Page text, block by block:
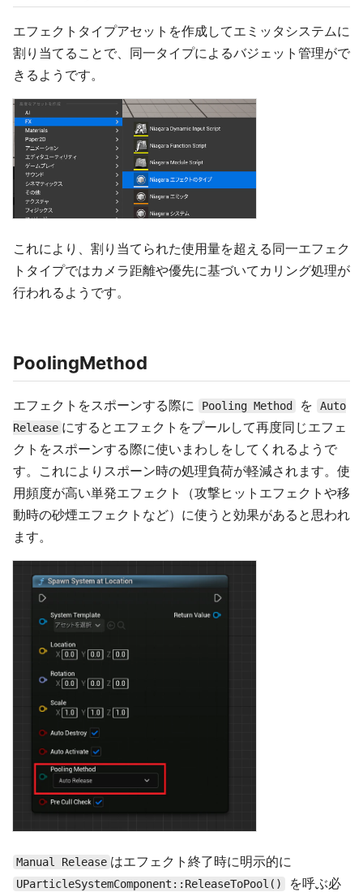
エフェクトタイプアセットを作成してエミッタシステムに
割り当てることで、同一タイプによるバジェット管理がで
きるようです。
これにより、割り当てられた使用量を超える同一エフェク
トタイプではカメラ距離や優先に基づいてカリング処理が
行われるようです。
PoolingMethod
エフェクトをスポーンする際に Pooling Method を
Auto
Release にするとエフェクトをプールして再度同じエフェ
クトをスポーンする際に使いまわしをしてくれるようで
す。これによりスポーン時の処理負荷が軽減されます。使
用頻度が高い単発エフェクト（攻撃ヒットエフェクトや移
動時の砂煙エフェクトなど）に使うと効果があると思われ
ます。
Manual Release はエフェクト終了時に明示的に
UParticleSystemComponent::ReleaseToPool() を呼ぶ必